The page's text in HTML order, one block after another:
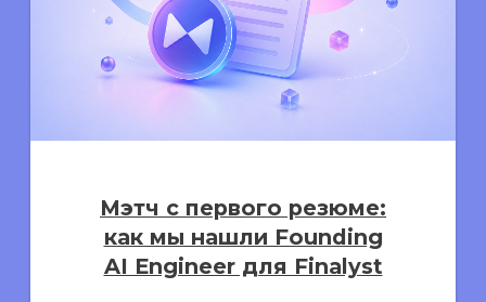
компетенций: как
проводить онлайн-
тестирование персонала
в МТС Линк Формах